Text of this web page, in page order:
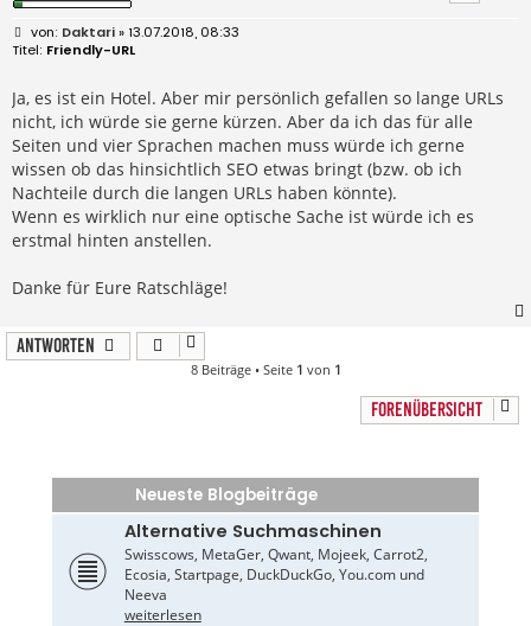
B
e
a
g
Daktari» 13.07.2018, 08:33
Friendly-URL
Ja, es ist ein Hotel. Aber mir persönlich gefallen so lange URLs
nicht, ich würde sie gerne kürzen. Aber da ich das für alle
Seiten und vier Sprachen machen muss würde ich gerne
wissen ob das hinsichtlich SEO etwas bringt (bzw. ob ich
Nachteile durch die langen URLs haben könnte).
Wenn es wirklich nur eine optische Sache ist würde ich es
erstmal hinten anstellen.
Danke für Eure Ratschläge!
Antworten
8 Beiträge • Seite 1 von 1
FORENÜBERSICHT
Neueste Blogbeiträge
Alternative Suchmaschinen
Swisscows, MetaGer, Qwant, Mojeek, Carrot2,
Ecosia, Startpage, DuckDuckGo, You.com und
Neeva
weiterlesen